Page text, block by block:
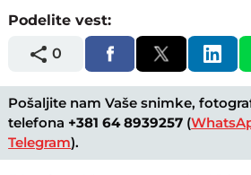
Podelite vest:
0
Pošaljite nam Vaše snimke,
telefona +381 64 8939257 (
Telegram).